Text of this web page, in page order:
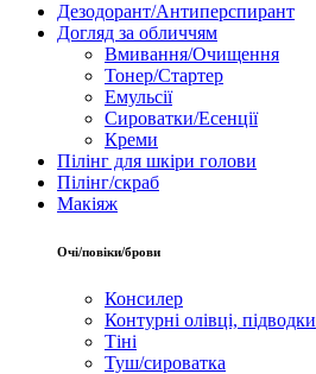
Дезодорант/Антиперспирант
Догляд за обличчям
Вмивання/Очищення
Тонер/Стартер
Емульсії
Сироватки/Есенції
Креми
Пілінг для шкіри голови
Пілінг/скраб
Макіяж
Очі/повіки/брови
Консилер
Контурні олівці, підводки
Тіні
Туш/сироватка